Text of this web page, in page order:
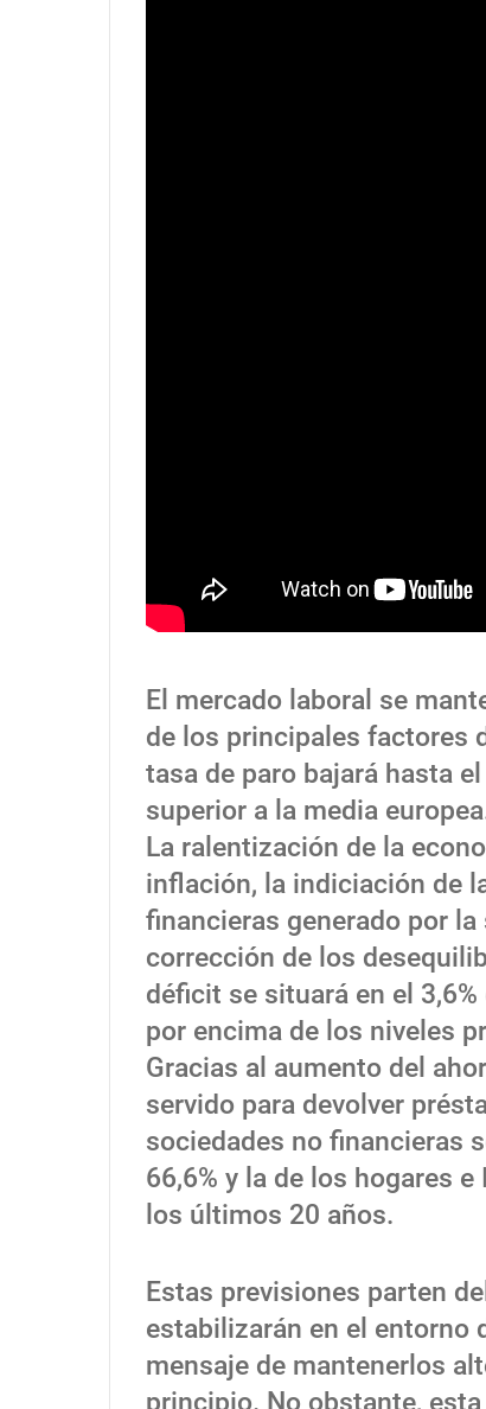
El mercado laboral se
de los principales factores
tasa de paro bajará hasta
superior a la media
La ralentización de la
inflación, la indiciación de
financieras generado por
corrección de los
déficit se situará en el
por encima de los niveles
Gracias al aumento del
servido para devolver
sociedades no financieras
66,6% y la de los hogares
los últimos 20 años.
Estas previsiones parten
estabilizarán en el entorno
mensaje de mantenerlos
principio. No obstante,